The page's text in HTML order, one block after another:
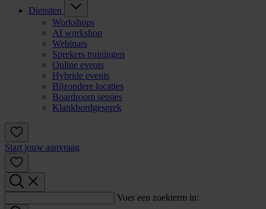
Diensten
Workshops
AI workshop
Webinars
Sprekers trainingen
Online events
Hybride events
Bijzondere locaties
Boardroom sessies
Klankbordgesprek
Start jouw aanvraag
Voer een zoekterm in: